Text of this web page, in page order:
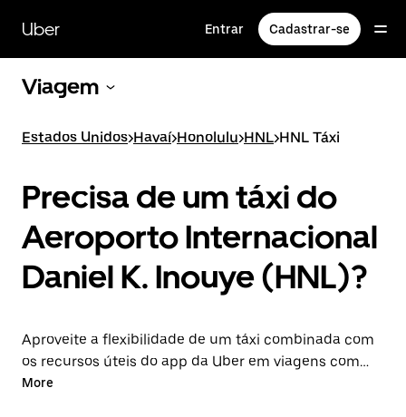
para
conteúdo
Uber Entrar Cadastrar-se
Viagem
Estados Unidos>Havaí>Honolulu>HNL>HNL Táxi
Precisa de um táxi do
Aeroporto Internacional
Daniel K. Inouye (HNL)?
Aproveite a flexibilidade de um táxi combinada com
os recursos úteis do app da Uber em viagens com
partida ou destino ao aeroporto HNL. Você pode
More